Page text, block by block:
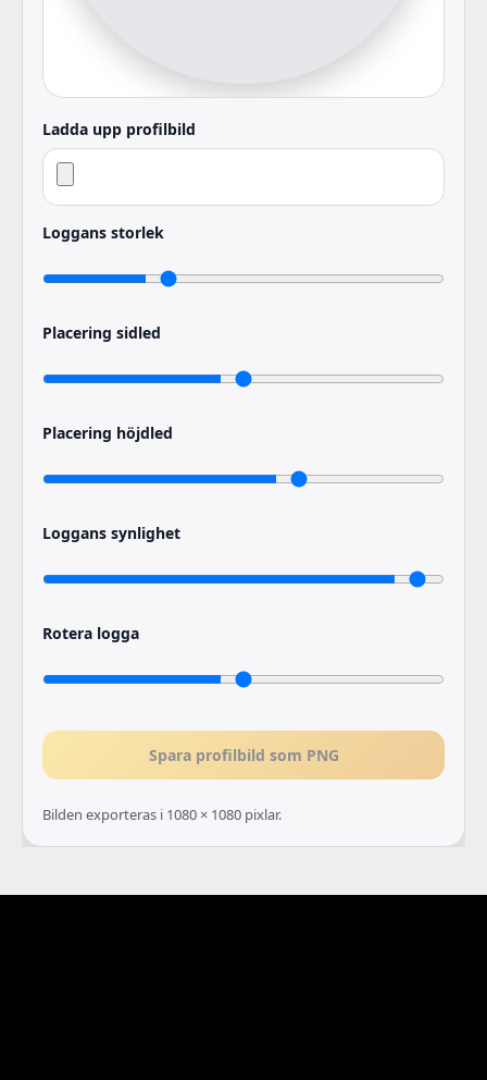
Ladda upp profilbild
Loggans storlek
Placering sidled
Placering höjdled
Loggans synlighet
Rotera logga
Spara profilbild som PNG
Bilden exporteras i 1080 × 1080 pixlar.